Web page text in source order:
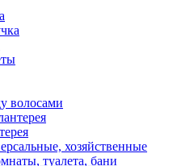
волосами
хозяйственные
туалета, бани